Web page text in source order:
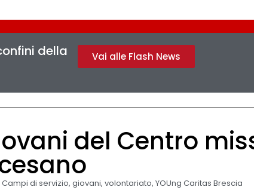
della Vai alle Flash News
del Centro
Campi di servizio, giovani, volontariato, YOUng Caritas Brescia